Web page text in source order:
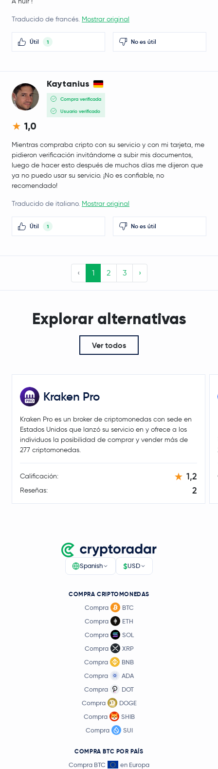
Traducido de francés. Mostrar original
Útil 1 No es útil
Kaytanius
Compra verificada
Usuario verificado
1,0
Mientras compraba cripto con su servicio y con mi tarjeta, me
pidieron verificación invitándome a subir mis documentos,
luego de hacer esto después de muchos días me dijeron que
ya no puedo usar su servicio. ¡No es confiable, no
recomendado!
Traducido de italiano. Mostrar original
Útil 1 No es útil
‹ 1 2 3 ›
Explorar alternativas
Ver todos
Kraken Pro
Kraken Pro es un broker de criptomonedas con sede en
Estados Unidos que lanzó su servicio en y ofrece a los
individuos la posibilidad de comprar y vender más de
277 criptomonedas.
Calificación: 1,2
Reseñas: 2
Spanish $USD
COMPRA CRIPTOMONEDAS
Compra
BTC
Compra
ETH
Compra
SOL
Compra
XRP
Compra
BNB
Compra
ADA
Compra
DOT
Compra
DOGE
Compra
SHIB
Compra
SUI
COMPRA BTC POR PAÍS
Compra BTC
en Europa